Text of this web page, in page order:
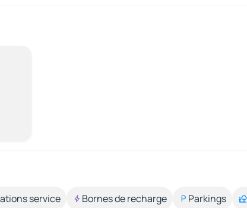
service Bornes de recharge Parkings